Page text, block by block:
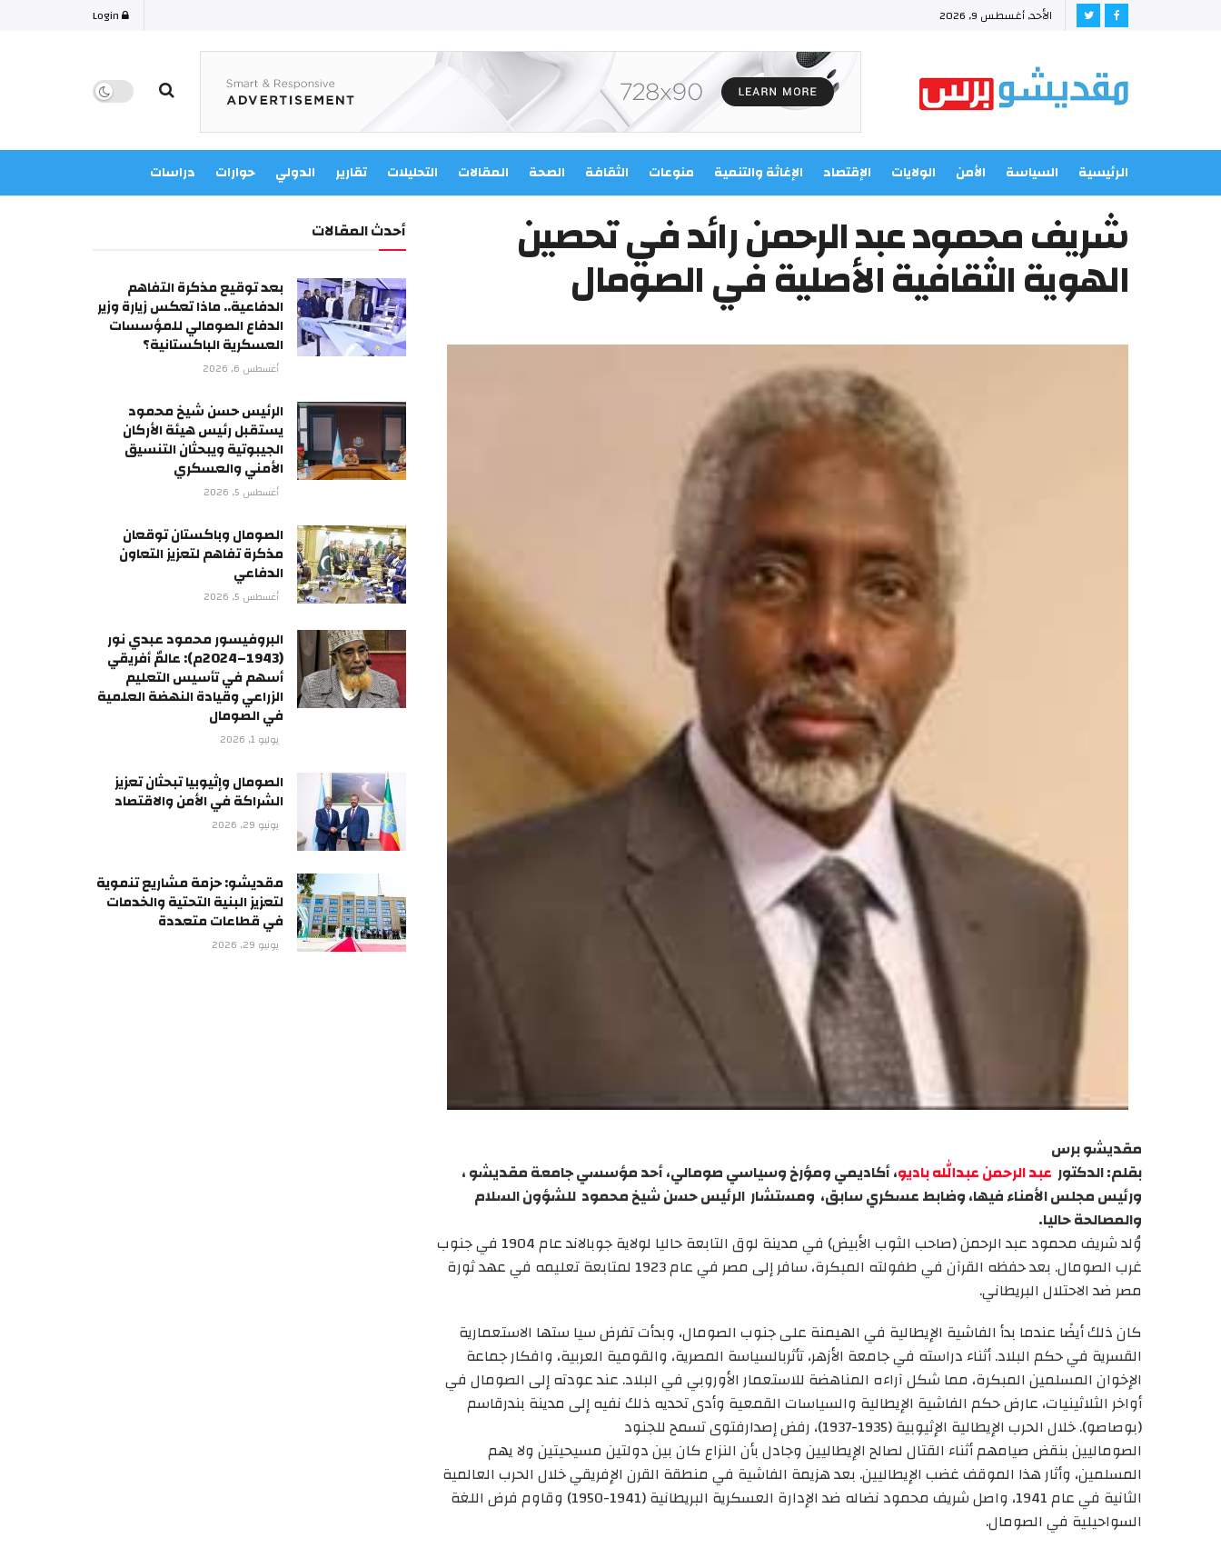
الأحد, أغسطس 9, 2026
الرئيسية السياسة الأمن الولايات الإقتصاد الإغاثة والتنمية منوعات الثقافة الصحة المقالات التحليلات تقارير الدولي حوارات دراسات
شريف محمود عبد الرحمن رائد في تحصين
الهوية الثقافية الأصلية في الصومال
مقديشو برس
بقلم: الدكتور عبد الرحمن عبدالله باديو، أكاديمي ومؤرخ وسياسي صومالي، أحد مؤسسي جامعة مقديشو ،
ورئيس مجلس الأمناء فيها، وضابط عسكري سابق، ومستشار الرئيس حسن شيخ محمود للشؤون السلام
والمصالحة حاليا.
وُلد شريف محمود عبد الرحمن (صاحب الثوب الأبيض) في مدينة لوق التابعة حاليا لولايةجوبالاندعام 1904
في جنوب
غرب الصومال. بعد حفظه القرآن في طفولته المبكرة، سافر إلى مصر في عام 1923 لمتابعة تعليمه في عهدثورة
مصر ضد الاحتلال البريطاني.
كان ذلك أيضًا عندما بدأ الفاشية الإيطالية في الهيمنة على جنوب الصومال، وبدأت تفرض سيا ستها الاستعمارية
القسرية فيحكم البلاد.أثناء دراسته في جامعة الأزهر، تأثربالسياسة المصرية، والقومية العربية، وافكارجماعة
الإخوان المسلمين المبكرة، مما شكل آراءه المناهضة للاستعمار الأوروبي في البلاد. عند عودته إلى الصومال في
أواخر الثلاثينيات، عارض حكم الفاشية الإيطالية والسياسات القمعية وأدى تحديه ذلكنفيه إلى مدينة بندرقاسم
(بوصاصو
). خلال الحرب الإيطالية الإثيوبية (1935-1937)، رفض إصدارفتوى تسمح للجنود
الصوماليينبنقض صيامهمأثناء القتال لصالح الإيطاليين وجادل بأن النزاع كان بين دولتين مسيحيتين ولا يهم
المسلمين، وأثار هذا الموقف غضب الإيطاليين. بعد هزيمة الفاشية في منطقة القرن الإفريقي خلال الحرب العالمية
الثانية في عام 1941، واصل شريف محمود نضاله ضد الإدارة العسكرية البريطانية (1941-1950) وقاوم فرض اللغة
السواحيلية في الصومال.
أحدث المقالات
بعد توقيع مذكرة التفاهم
الدفاعية.. ماذا تعكس زيارة وزير
الدفاع الصومالي للمؤسسات
العسكرية الباكستانية؟
أغسطس 6, 2026
الرئيس حسن شيخ محمود
يستقبل رئيس هيئة الأركان
الجيبوتية ويبحثان التنسيق
الأمني والعسكري
أغسطس 5, 2026
الصومال وباكستان توقعان
مذكرة تفاهم لتعزيز التعاون
الدفاعي
أغسطس 5, 2026
البروفيسور محمود عبدي نور
(1943–2024م): عالمٌ أفريقي
أسهم في تأسيس التعليم
الزراعي وقيادة النهضة العلمية
في الصومال
يوليو 1, 2026
الصومال وإثيوبيا تبحثان تعزيز
الشراكة في الأمن والاقتصاد
يونيو 29, 2026
مقديشو: حزمة مشاريع تنموية
لتعزيز البنية التحتية والخدمات
في قطاعات متعددة
يونيو 29, 2026